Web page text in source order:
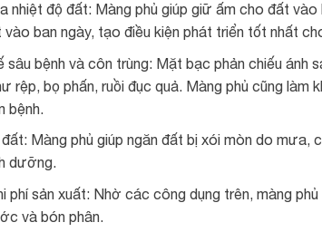
nhiệt độ đất: Màng phủ giúp giữ ấm cho đất
ban ngày, tạo điều kiện phát triển tốt nhất
sâu bệnh và côn trùng: Mặt bạc phản chiếu
rệp, bọ phấn, ruồi đục quả. Màng phủ cũng
bệnh.
Màng phủ giúp ngăn đất bị xói mòn do
dưỡng.
phí sản xuất: Nhờ các công dụng trên, màng
và bón phân.